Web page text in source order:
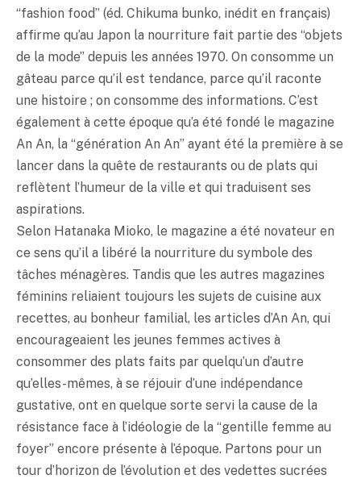
“fashion food” (éd. Chikuma bunko, inédit en français)
affirme qu’au Japon la nourriture fait partie des “objets
de la mode” depuis les années 1970. On consomme un
gâteau parce qu’il est tendance, parce qu’il raconte
une histoire ; on consomme des informations. C’est
également à cette époque qu’a été fondé le magazine
An An, la “génération An An” ayant été la première à se
lancer dans la quête de restaurants ou de plats qui
reflètent l’humeur de la ville et qui traduisent ses
aspirations.
Selon Hatanaka Mioko, le magazine a été novateur en
ce sens qu’il a libéré la nourriture du symbole des
tâches ménagères. Tandis que les autres magazines
féminins reliaient toujours les sujets de cuisine aux
recettes, au bonheur familial, les articles d’An An, qui
encourageaient les jeunes femmes actives à
consommer des plats faits par quelqu’un d’autre
qu’elles-mêmes, à se réjouir d’une indépendance
gustative, ont en quelque sorte servi la cause de la
résistance face à l’idéologie de la “gentille femme au
foyer” encore présente à l’époque. Partons pour un
tour d’horizon de l’évolution et des vedettes sucrées